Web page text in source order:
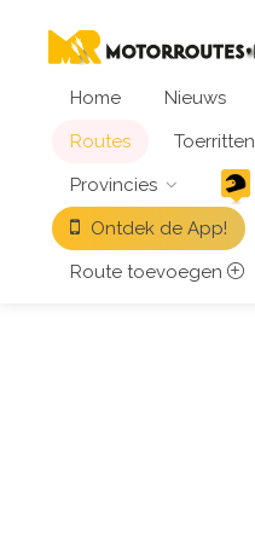
Home
Nieuws
Routes
Toerritten
Provincies
Ontdek de App!
Route toevoegen